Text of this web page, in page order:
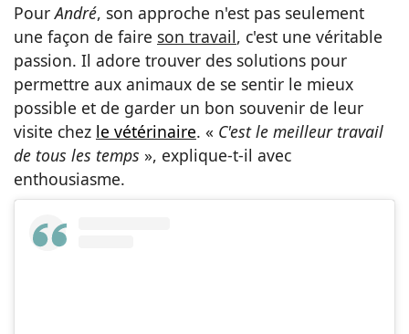
PourAndré, son approche n'est pas seulement
une façon de faire son travail, c'est une véritable
passion. Il adore trouver des solutions pour
permettre aux animaux de se sentir le mieux
possible et de garder un bon souvenir de leur
visite chez le vétérinaire. « C'est le meilleur travail
de tous les temps », explique-t-il avec
enthousiasme.